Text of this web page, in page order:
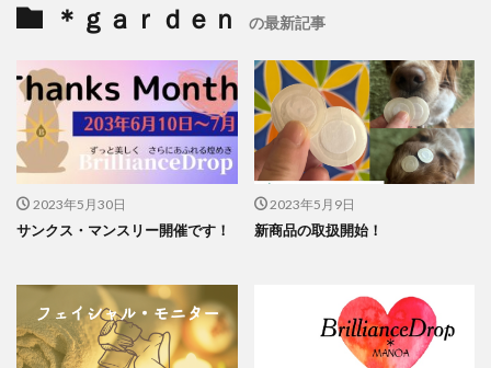
＊ｇａｒｄｅｎ の最新記事
2023年5月30日
サンクス・マンスリー開催です！
2023年5月9日
新商品の取扱開始！